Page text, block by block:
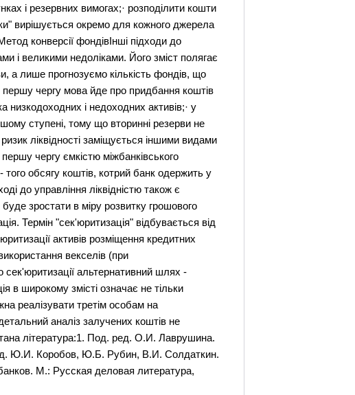
і резервних вимогах;· розподілити кошти
вирішується окремо для кожного джерела
конверсії фондівІнші підходи до
і великими недоліками. Його зміст полягає
а лише прогнозуємо кількість фондів, що
чергу мова йде про придбання коштів
низкодоходних і недоходних активів;· у
ступені, тому що вторинні резерви не
ліквідності заміщується іншими видами
чергу ємкістю міжбанківського
обсягу коштів, котрий банк одержить у
до управління ліквідністю також є
зростати в міру розвитку грошового
Термін "сек'юритизація" відбувається від
активів розміщення кредитних
векселів (при
сек'юритизації альтернативний шлях -
в широкому змісті означає не тільки
реалізувати третім особам на
аналіз залучених коштів не
література:1. Под. ред. О.И. Лаврушина.
Ю.И. Коробов, Ю.Б. Рубин, В.И. Солдаткин.
М.: Русская деловая литература,